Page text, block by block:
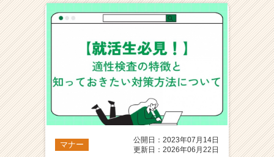
マナー
公開日：2023年07月14日
更新日：2026年06月22日